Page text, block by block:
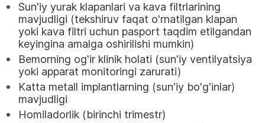
Sun'iy yurak klapanlari va kava filtrlarining
mavjudligi (tekshiruv faqat o'rnatilgan klapan
yoki kava filtri uchun pasport taqdim etilgandan
keyingina amalga oshirilishi mumkin)
Bemorning og'ir klinik holati (sun'iy ventilyatsiya
yoki apparat monitoringi zarurati)
Katta metall implantlarning (sun'iy bo'g'inlar)
mavjudligi
Homiladorlik (birinchi trimestr)